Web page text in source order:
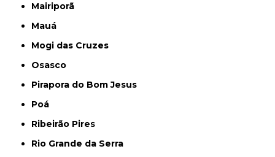
Mairiporã
Mauá
Mogi das Cruzes
Osasco
Pirapora do Bom Jesus
Poá
Ribeirão Pires
Rio Grande da Serra